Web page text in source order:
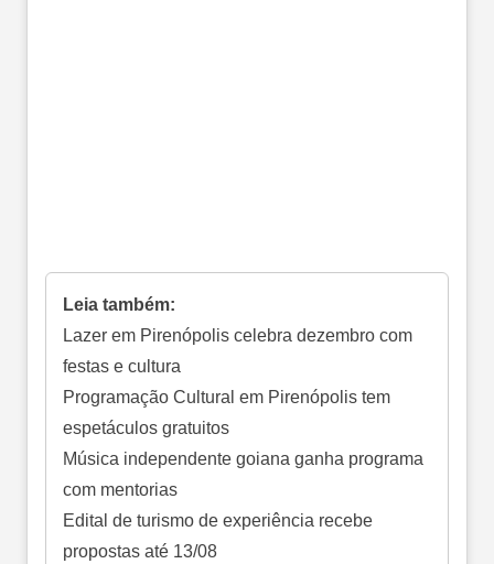
Leia também:
Lazer em Pirenópolis celebra dezembro com
festas e cultura
Programação Cultural em Pirenópolis tem
espetáculos gratuitos
Música independente goiana ganha programa
com mentorias
Edital de turismo de experiência recebe
propostas até 13/08